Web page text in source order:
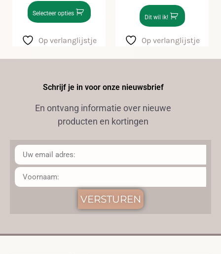
Selecteer opties
Op verlanglijstje
Dit wil ik!
Op verlanglijstje
Schrijf je in voor onze nieuwsbrief
En ontvang informatie over nieuwe
producten en kortingen
VERSTUREN